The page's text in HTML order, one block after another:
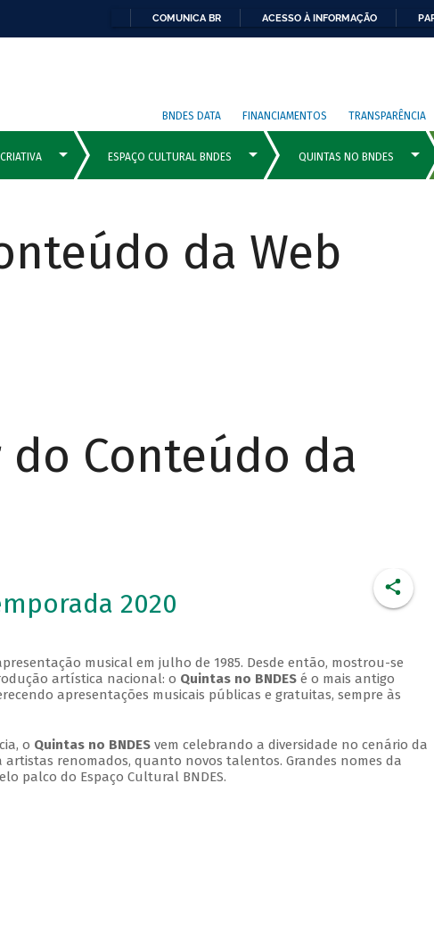
COMUNICA BR ACESSO À INFORMAÇÃO
BNDES DATA FINANCIAMENTOS TRANSPARÊNCIA
da Web
Conteúdo da
2020
musical em julho de 1985. Desde então, mostrou-se
artística nacional: o Quintas no BNDESé o mais antigo
apresentações musicais públicas e gratuitas, sempre às
o Quintas no BNDESvem celebrando a diversidade no cenário da
renomados, quanto novos talentos. Grandes nomes da
palco do Espaço Cultural BNDES.